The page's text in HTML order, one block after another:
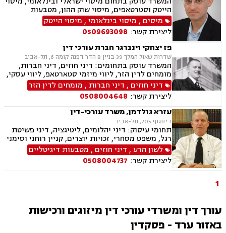
הייטק וסטרטאפים, מיסוי שוק ההון, מטבעות
דיגיטליים, גילוי מרצון, דיני חברות, ליווי מיזמים,
מיזוגים ורכישות, השקעות נדל"ן ופעילות עסקית
בחו"ל, פטור ממס הכנסה מטעמים רפואיים, עבירות
מס, חוק עידוד השקעות הון ועוד.
מיסים , מיסוי בינלאומי, מיסוי הייטק
ליצירת קשר: 0509693098
פז יצחקי וינברגר חברת עורכי דין
שדרות שאול המלך 39 בניין B הדר דפנה קומה 6, תל-אביב
המשרד עוסק בתחומים: דיני חוזים, דיני חברות,
מומחים לדין הזר, ליווי מיזמי סטארטאפ, ליווי עסקי,
השקעות בחו"ל, מיזוגים ורכישות, ליטיגציה, משפט
בינלאומי
דיני חוזים , דיני חברות , מומחים לדין הזר
ליצירת קשר: 0508004648
עזרא גולדמן, משרד עורכי-דין
דיזנגוף 205, תל-אביב
תחומי עיסוק: דיני יהלומים, ליטיגציה, דיני פשיטת
רגל, משפט מסחרי, זכויות יוצרים, קניין רוחני וסימני
מסחר, לשון הרע, דיני משפחה, הסכמי ממון, הסכמי
גירושין, ייצוג בבית הדין הרבני ובבתי המשפט
למשפחה, צוואות, ירושות ועיזבונות, רשלנות
רפואית ,משא ומתן מול רשויות המס "גילוי מרצון"-
לשון הרע , דיני חוזים , מטבעות דיגיטליים
ליצירת קשר: 0508004737
1
עורך דין ומשרדי עורכי דין מיזוגים ורכישות
באזור ערד - פסקדין